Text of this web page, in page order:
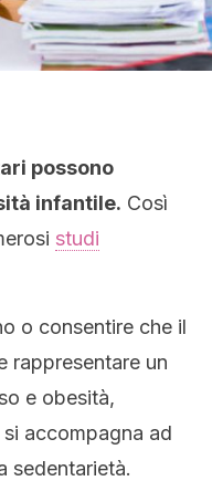
possono
infantile. Così
studi
o consentire che il
rappresentare un
e obesità,
accompagna ad
sedentarietà.